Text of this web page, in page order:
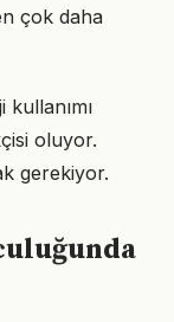
çok daha
oluyor.
gerekiyor.